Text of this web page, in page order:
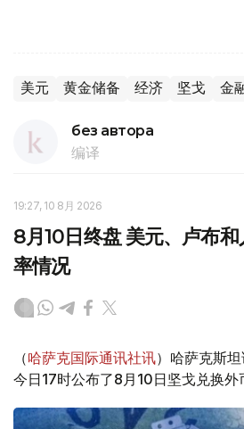
美元 黄金储备 经济 坚戈 金
без автора
编译
19:27, 10 8月 2026
8月10日终盘 美元、卢布
率情况
（哈萨克国际通讯社讯）哈萨克斯
今日17时公布了8月10日坚戈兑换外